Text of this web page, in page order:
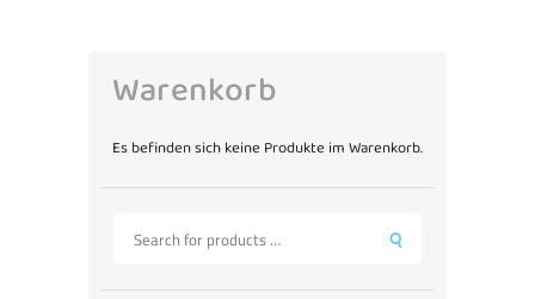
Warenkorb
Es befinden sich keine Produkte im Warenkorb.